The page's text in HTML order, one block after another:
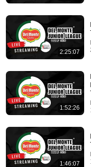
UNBELIEVABLE!
World Record for
2026
FloTrack • 1.8M views
2:25:07
1:52:26
1:46:07